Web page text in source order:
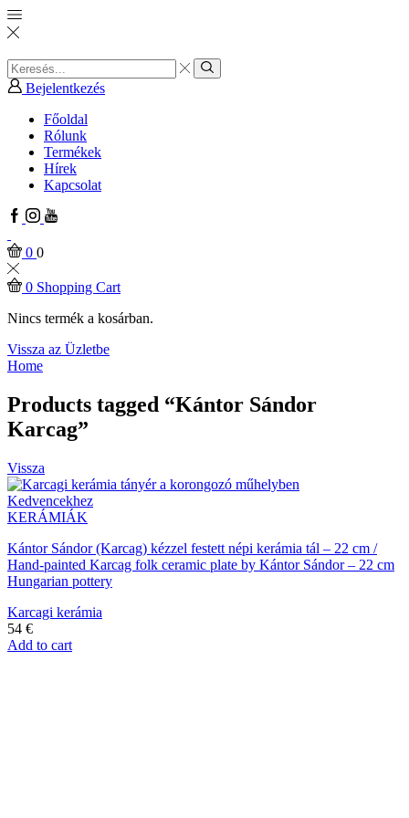
Search
input
Search
Bejelentkezés
Főoldal
Rólunk
Termékek
Hírek
Kapcsolat
Facebook
Instagram
Youtube
0 0
0 Shopping Cart
Nincs termék a kosárban.
Vissza az Üzletbe
Home
Products tagged “Kántor Sándor
Karcag”
Vissza
Kedvencekhez
KERÁMIÁK
Kántor Sándor (Karcag) kézzel festett népi kerámia tál – 22 cm /
Hand-painted Karcag folk ceramic plate by Kántor Sándor – 22 cm
Hungarian pottery
Karcagi kerámia
54 €
Add to cart